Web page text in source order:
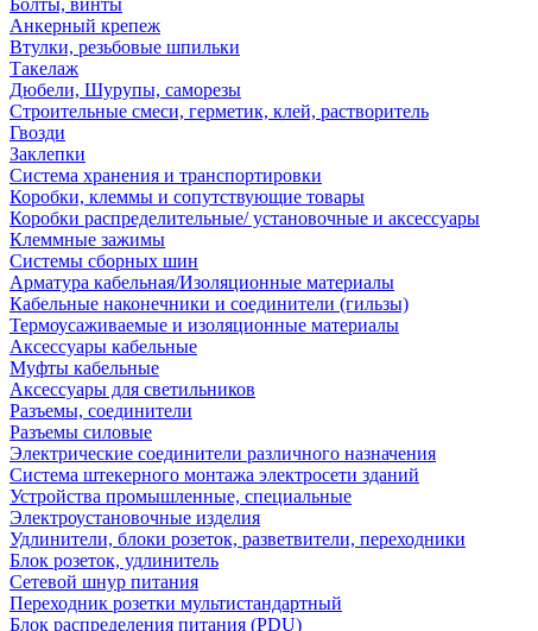
Болты, винты
Анкерный крепеж
Втулки, резьбовые шпильки
Такелаж
Дюбели, Шурупы, саморезы
Строительные смеси, герметик, клей, растворитель
Гвозди
Заклепки
Система хранения и транспортировки
Коробки, клеммы и сопутствующие товары
Коробки распределительные/ установочные и аксессуары
Клеммные зажимы
Системы сборных шин
Арматура кабельная/Изоляционные материалы
Кабельные наконечники и соединители (гильзы)
Термоусаживаемые и изоляционные материалы
Аксессуары кабельные
Муфты кабельные
Аксессуары для светильников
Разъемы, соединители
Разъемы силовые
Электрические соединители различного назначения
Система штекерного монтажа электросети зданий
Устройства промышленные, специальные
Электроустановочные изделия
Удлинители, блоки розеток, разветвители, переходники
Блок розеток, удлинитель
Сетевой шнур питания
Переходник розетки мультистандартный
Блок распределения питания (PDU)